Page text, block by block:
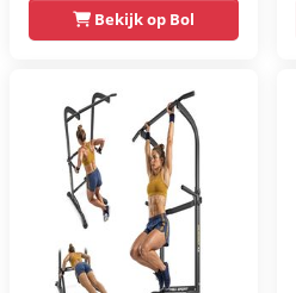
- Dip Station - Pull
Up Bar -
Krachtstation -
Power Rack -
Verstelbaar -
Krachttraining
Bekijk op Bol